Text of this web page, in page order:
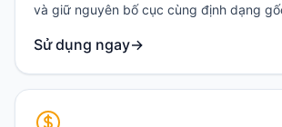
và giữ nguyên bố cục cùng định dạng
Sử dụng ngay→